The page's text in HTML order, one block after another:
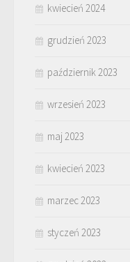
kwiecień 2024
grudzień 2023
październik 2023
wrzesień 2023
maj 2023
kwiecień 2023
marzec 2023
styczeń 2023